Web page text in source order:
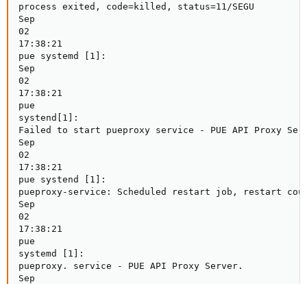
process exited, code=killed, status=11/SEGU
Sep
02
17:38:21
pue systemd [1]:
Sep
02
17:38:21
pue
systend[1]:
Failed to start pueproxy service - PUE API Proxy
Sep
02
17:38:21
pue systend [1]:
pueproxy-service: Scheduled restart job, restart
Sep
02
17:38:21
pue
systemd [1]:
pueproxy. service - PUE API Proxy Server.
Sep